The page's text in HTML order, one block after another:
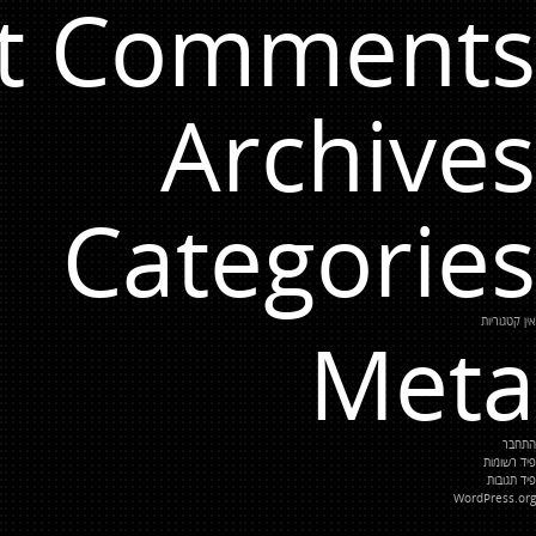
Comments
Archives
Categories
אין קטגוריות
Meta
התחבר
פיד רשומות
פיד תגובות
WordPress.org